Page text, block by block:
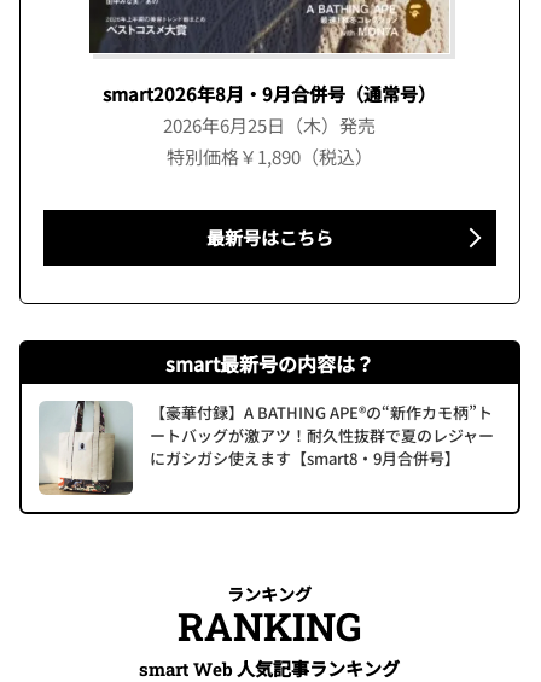
smart2026年8月・9月合併号（通常号）
2026年6月25日（木）発売
特別価格￥1,890（税込）
最新号はこちら
smart最新号の内容は？
【豪華付録】A BATHING APE®の“新作カモ柄”ト
ートバッグが激アツ！耐久性抜群で夏のレジャー
にガシガシ使えます【smart8・9月合併号】
ランキング
RANKING
smart Web 人気記事ランキング